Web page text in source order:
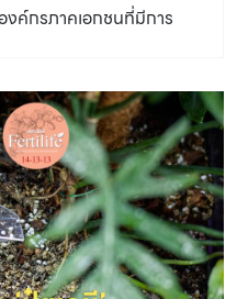
งค์กรภาคเอกชนที่มีการ
ทธิภาพยิ่งขึ้น ด้วยการสร้าง
: Innovative Farming
านบึง จังหวัดชลบุรี คูโบต้า
กับเทคโนโลยีและ
นรูปธรรม นับเป็นอีกหนึ่ง
หม่ที่ครบครันและน่าสนใจ